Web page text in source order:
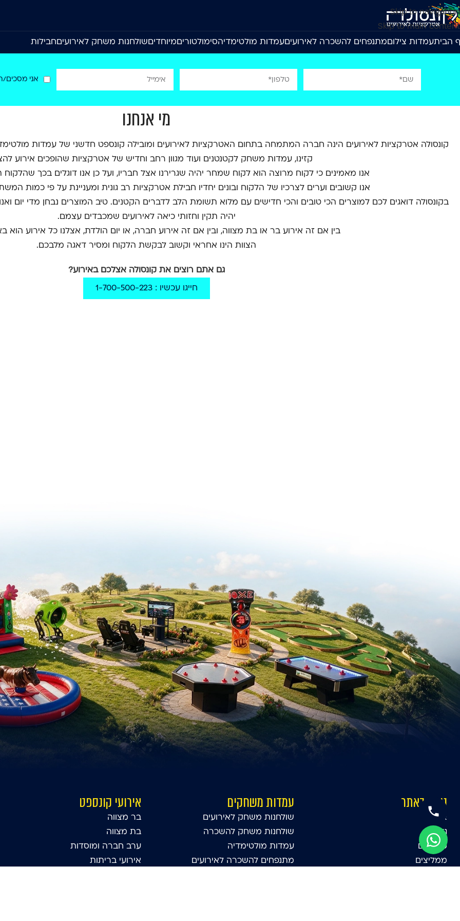
Skip to navigation
Skip to main content
הביתעמדות צילוםמתנפחים להשכרה לאירועיםעמדות מולטימדיהסימולטוריםמיוחדיםשולחנות משחק לאירועיםחבילות
אני מסכים/
מי אנחנו
קונסולה אטרקציות לאירועים הינה חברה המתמחה בתחום האטרקציות לאירועים ומובילה קונספט חדשני של עמדות
קזינו, עמדות משחק לקטנטנים ועוד מגוון רחב וחדיש של אטרקציות שהופכים אירוע
אנו מאמינים כי לקוח מרוצה הוא לקוח שמחר יהיה שגרירנו אצל חבריו, ועל כן אנו דוגלים בכך
אנו קשובים וערים לצרכיו של הלקוח ובונים יחדיו חבילת אטרקציות רב גונית ומעניינת על פי כמות
בקונסולה דואגים לכם למוצרים הכי טובים והכי חדישים עם מלוא תשומת הלב לדברים הקטנים. טיב המוצרים נבחן מדי יום
יהיה תקין וחזותי כיאה לאירועים שמכבדים עצמם.
בין אם זה אירוע בר או בת מצווה, ובין אם זה אירוע חברה, או יום הולדת, אצלנו כל אירוע הוא
הצוות הינו אחראי וקשוב לבקשת הלקוח ומסיר דאגה מלבכם.
גם אתם רוצים את קונסולה אצלכם באירוע?
חייגו עכשיו : 1-700-500-223
ניווט באתר
אודות
גלרייה
סרטונים
ממליצים
עמדות משחקים
שולחנות משחק לאירועים
שולחנות משחק להשכרה
עמדות מולטימדיה
מתנפחים להשכרה לאירועים
אירועי קונספט
בר מצווה
בת מצווה
ערב חברה ומוסדות
אירועי בריתות